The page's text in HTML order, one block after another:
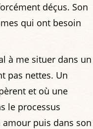
déçus. Son
qui ont besoin
à me situer dans un
pas nettes. Un
et où une
le processus
puis dans son